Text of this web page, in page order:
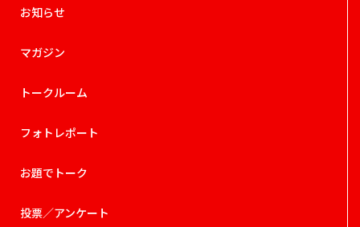
お知らせ
マガジン
トークルーム
フォトレポート
お題でトーク
投票／アンケート